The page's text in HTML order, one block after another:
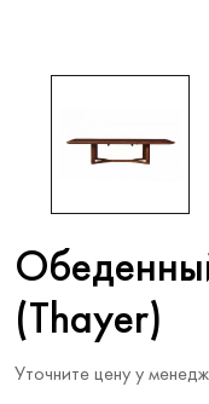
(Thayer)
Уточните цену у